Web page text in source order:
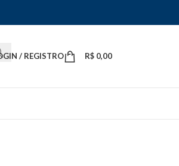
/ REGISTRO R$ 0,00